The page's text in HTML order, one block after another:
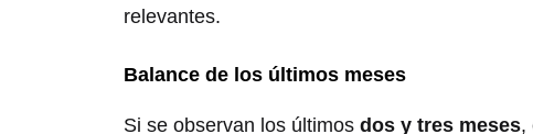
relevantes.
Balance de los últimos meses
Si se observan los últimos dos y tres meses,